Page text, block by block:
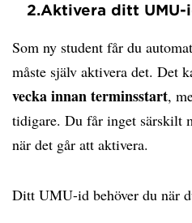
2.Aktivera ditt UMU-
Som ny student får du
måste själv aktivera det. Det
vecka innan terminsstart,
tidigare. Du får inget särskilt
när det går att aktivera.
Ditt UMU-id behöver du när